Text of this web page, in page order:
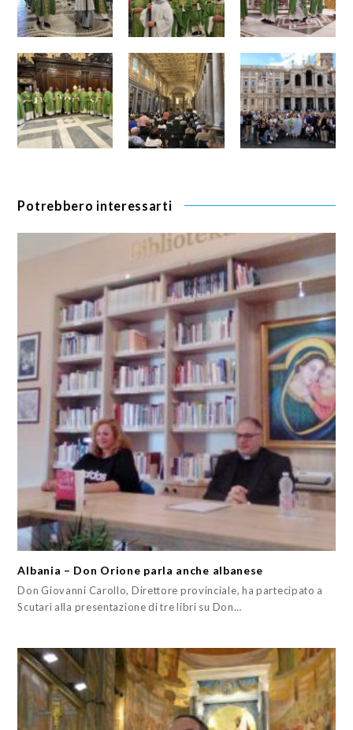
Potrebbero interessarti
Albania – Don Orione parla anche albanese
Don Giovanni Carollo, Direttore provinciale, ha partecipato a
Scutari alla presentazione di tre libri su Don…